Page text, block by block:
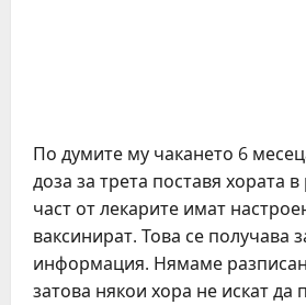
По думите му чакането 6
доза за трета поставя хората в
част от лекарите имат
ваксинират. Това се получава
информация. Нямаме
затова някои хора не искат да